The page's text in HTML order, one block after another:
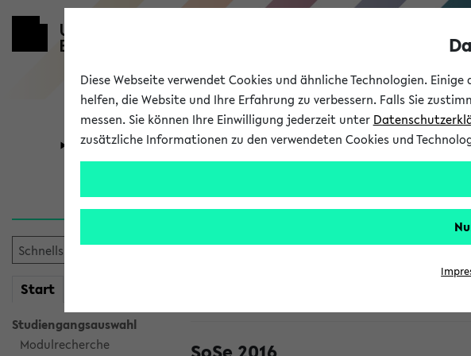
Universität Forschung Studium
Start
Studiengangsauswahl
Modulrecherche
Herr Roland
Diese Webseite verwendet Cookies und ähnliche Technologien.
helfen, die Website und Ihre Erfahrung zu verbessern. Falls Sie
messen. Sie können Ihre Einwilligung jederzeit unter
zusätzliche Informationen zu den verwendeten Cookies und